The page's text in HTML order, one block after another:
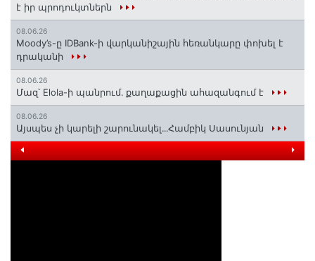
է իր պրոդուկտներն
08.06.26
Moody’s-ը IDBank-ի վարկանիշային հեռանկարը փոխել է
դրականի
08.06.26
Մազ՝ Elola-ի պանրում․ քաղաքացին ահազանգում է
08.06.26
Այսպես չի կարելի շարունակել․․․Համբիկ Սասունյան